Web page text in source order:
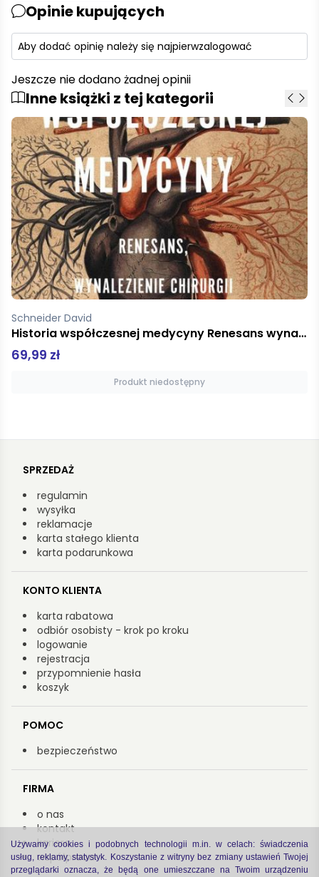
Używamy cookies i podobnych technologii m.in. w celach: świadczenia
usług, reklamy, statystyk. Koszystanie z witryny bez zmiany ustawień Twojej
przeglądarki oznacza, że będą one umieszczane na Twoim urządzeniu
Opinie kupujących
Aby dodać opinię należy się najpierwzalogować
Jeszcze nie dodano żadnej opinii
Inne książki z tej kategorii
Feynman Richard P.
Pan raczy żartować panie Feynman!
54,99 zł
Dodaj do koszyka
SPRZEDAŻ
regulamin
wysyłka
reklamacje
karta stałego klienta
karta podarunkowa
KONTO KLIENTA
karta rabatowa
odbiór osobisty - krok po kroku
logowanie
rejestracja
przypomnienie hasła
koszyk
POMOC
bezpieczeństwo
FIRMA
o nas
kontakt
kariera
współpraca